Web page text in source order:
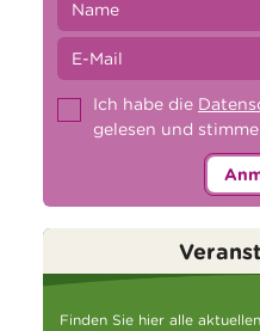
Ich habe die
gelesen und
Finden Sie hier alle